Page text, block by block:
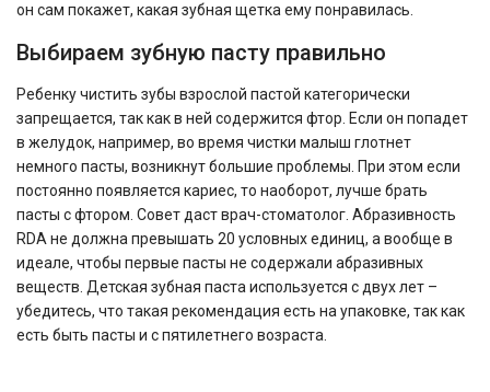
он сам покажет, какая зубная щетка ему понравилась.
Выбираем зубную пасту правильно
Ребенку чистить зубы взрослой пастой категорически
запрещается, так как в ней содержится фтор. Если он попадет
в желудок, например, во время чистки малыш глотнет
немного пасты, возникнут большие проблемы. При этом если
постоянно появляется кариес, то наоборот, лучше брать
пасты с фтором. Совет даст врач-стоматолог. Абразивность
RDA не должна превышать 20 условных единиц, а вообще в
идеале, чтобы первые пасты не содержали абразивных
веществ. Детская зубная паста используется с двух лет –
убедитесь, что такая рекомендация есть на упаковке, так как
есть быть пасты и с пятилетнего возраста.